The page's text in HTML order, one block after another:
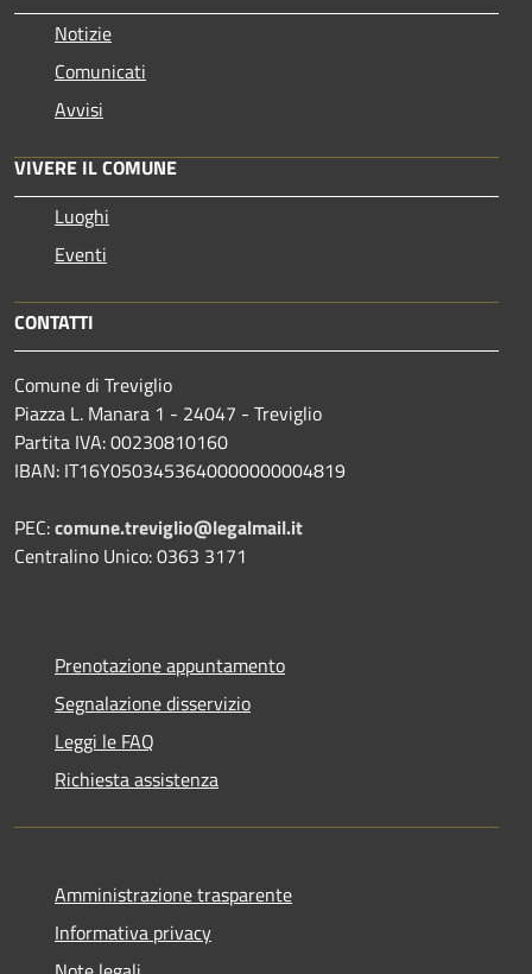
Notizie
Comunicati
Avvisi
VIVERE IL COMUNE
Luoghi
Eventi
CONTATTI
Comune di Treviglio
Piazza L. Manara 1 - 24047 - Treviglio
Partita IVA: 00230810160
IBAN: IT16Y0503453640000000004819
PEC:comune.treviglio@legalmail.it
Centralino Unico: 0363 3171
Prenotazione appuntamento
Segnalazione disservizio
Leggi le FAQ
Richiesta assistenza
Amministrazione trasparente
Informativa privacy